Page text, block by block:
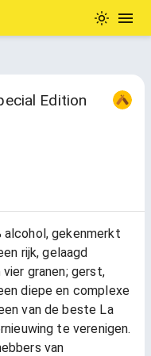
Edition
alcohol, gekenmerkt
rijk, gelaagd
granen; gerst,
diepe en complexe
van de beste La
te verenigen.
van